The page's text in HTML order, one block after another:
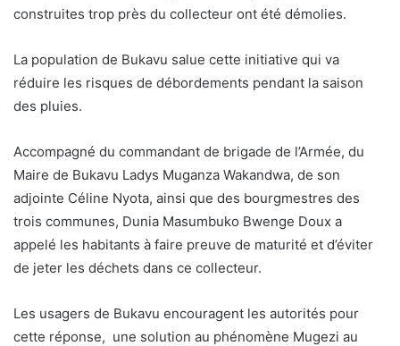
construites trop près du collecteur ont été démolies.
La population de Bukavu salue cette initiative qui va
réduire les risques de débordements pendant la saison
des pluies.
Accompagné du commandant de brigade de l’Armée, du
Maire de Bukavu Ladys Muganza Wakandwa, de son
adjointe Céline Nyota, ainsi que des bourgmestres des
trois communes, Dunia Masumbuko Bwenge Doux a
appelé les habitants à faire preuve de maturité et d’éviter
de jeter les déchets dans ce collecteur.
Les usagers de Bukavu encouragent les autorités pour
cette réponse, une solution au phénomène Mugezi au